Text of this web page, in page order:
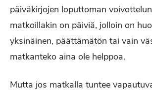
päiväkirjojen loputtoman
matkoillakin on päiviä, jolloin on
yksinäinen, päättämätön tai vain
matkanteko aina ole helppoa.
Mutta jos matkalla tuntee